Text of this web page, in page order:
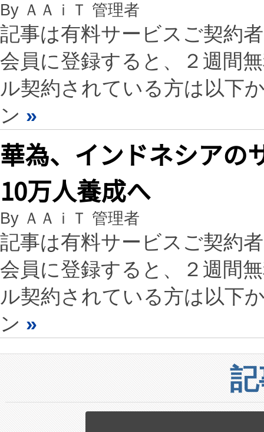
By ＡＡｉＴ 管理者
記事は有料サービスご契約
会員に登録すると、２週間
ル契約されている方は以下
ン »
華為、インドネシアの
10万人養成へ
By ＡＡｉＴ 管理者
記事は有料サービスご契約
会員に登録すると、２週間
ル契約されている方は以下
ン »